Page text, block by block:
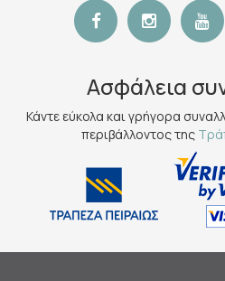
Ασφάλεια
Κάντε εύκολα και γρήγορα
περιβάλλοντος της